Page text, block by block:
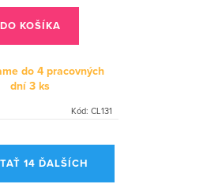
DO KOŠÍKA
do 4 pracovných
dní3 ks
Kód: CL131
14 ĎALŠÍCH